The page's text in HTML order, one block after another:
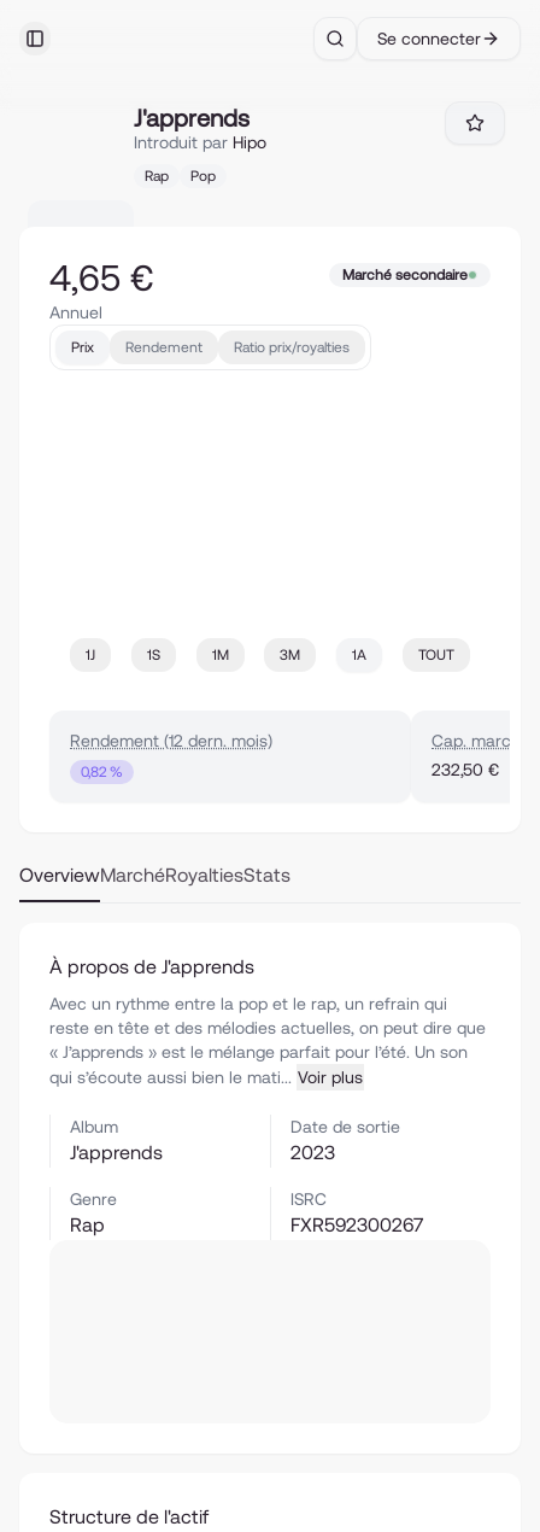
Toggle Sidebar Search
Se connecter
J'apprends
Introduit par Hipo
Rap Pop
4,65 €
Annuel
Marché secondaire
Prix Rendement Ratio prix/royalties
1J 1S 1M 3M 1A TOUT
Rendement (12 dern. mois)
0,82 %
Cap. marché
232,50 €
OverviewMarchéRoyaltiesStats
À propos de J'apprends
Avec un rythme entre la pop et le rap, un refrain qui
reste en tête et des mélodies actuelles, on peut dire que
« J’apprends » est le mélange parfait pour l’été. Un son
qui s’écoute aussi bien le mati... Voir plus
Album
J'apprends
Date de sortie
2023
Genre
Rap
ISRC
FXR592300267
Structure de l'actif